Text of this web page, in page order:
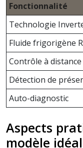
Fonctionnalité
Technologie
Fluide frigorigène
Contrôle à distance
Détection de
Auto-diagnostic
Aspects
modèle idéal